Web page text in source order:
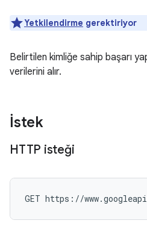
Yetkilendirme gerektiriyor
Belirtilen kimliğe sahip başarı
verilerini alır.
İstek
HTTP isteği
GET https://